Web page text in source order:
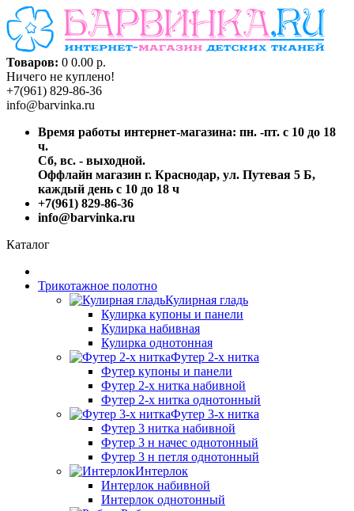
Товаров: 0 0.00 р.
Ничего не куплено!
+7(961) 829-86-36
info@barvinka.ru
Время работы интернет-магазина: пн. -пт. с 10 до 18
ч.
Сб, вс. - выходной.
Оффлайн магазин г. Краснодар, ул. Путевая 5 Б,
каждый день с 10 до 18 ч
+7(961) 829-86-36
info@barvinka.ru
Каталог
Трикотажное полотно
Кулирная гладь
Кулирка купоны и панели
Кулирка набивная
Кулирка однотонная
Футер 2-х нитка
Футер купоны и панели
Футер 2-х нитка набивной
Футер 2-х нитка однотонный
Футер 3-х нитка
Футер 3 нитка набивной
Футер 3 н начес однотонный
Футер 3 н петля однотонный
Интерлок
Интерлок набивной
Интерлок однотонный